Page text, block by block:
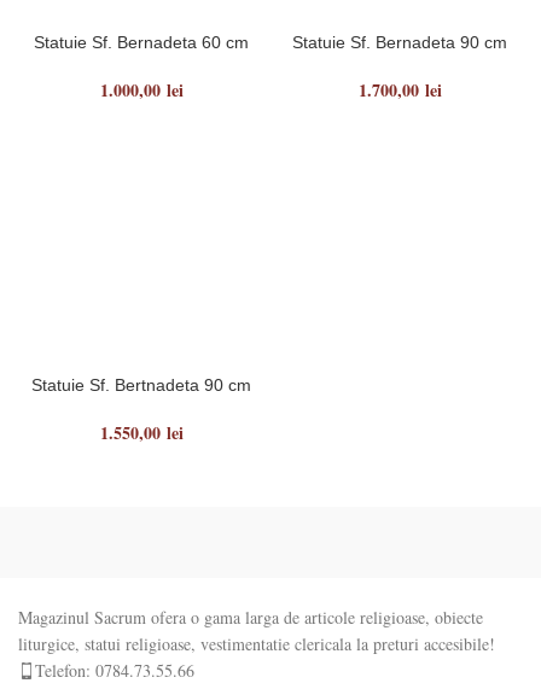
Statuie Sf. Bernadeta 60 cm
1.000,00 lei
Statuie Sf. Bernadeta 90 cm
1.700,00 lei
Statuie Sf. Bertnadeta 90 cm
1.550,00 lei
Magazinul Sacrum ofera o gama larga de articole religioase, obiecte
liturgice, statui religioase, vestimentatie clericala la preturi accesibile!
Telefon: 0784.73.55.66